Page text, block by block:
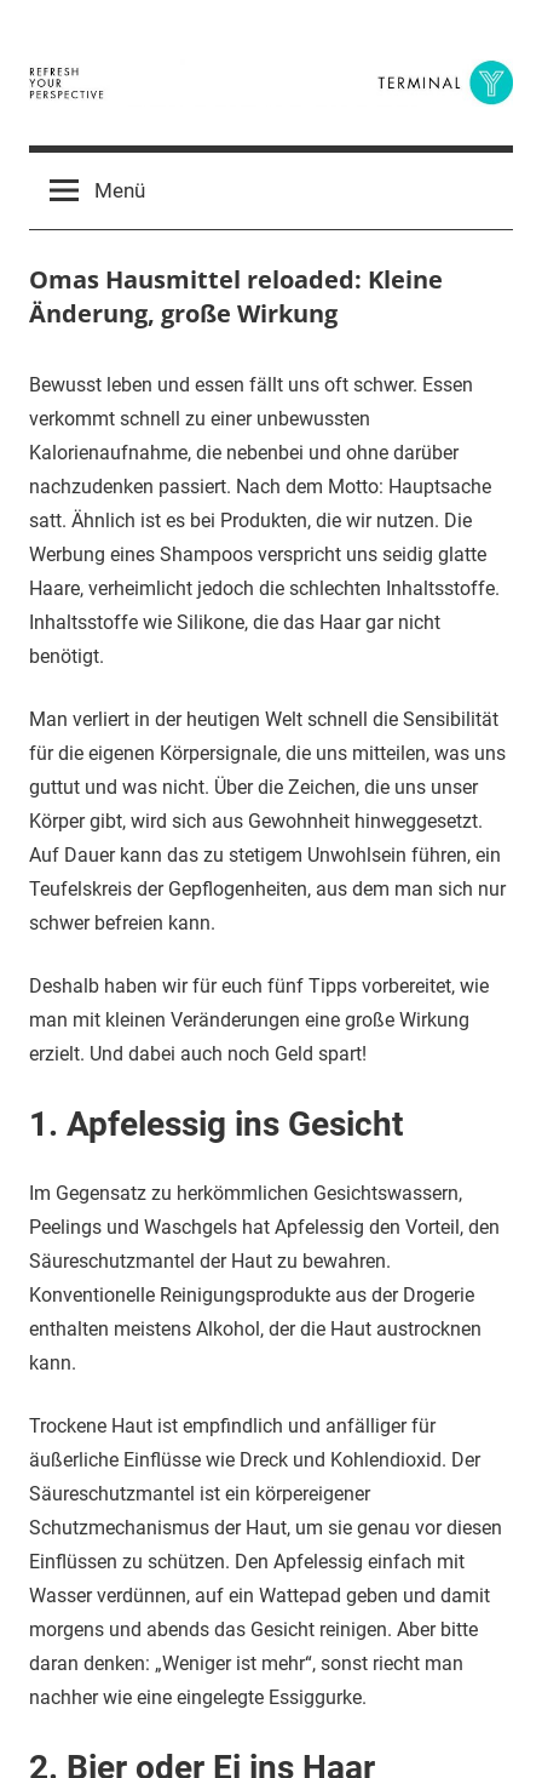
springen
Terminal
Y
Digital
BusinessMenü
Omas Hausmittel reloaded: Kleine
Änderung, große Wirkung
5.
April
2017
terminal-
y
Urbi
et
orbi
Bewusst leben und essen fällt uns oft schwer. Essen
verkommt schnell zu einer unbewussten
Kalorienaufnahme, die nebenbei und ohne darüber
nachzudenken passiert. Nach dem Motto: Hauptsache
satt. Ähnlich ist es bei Produkten, die wir nutzen. Die
Werbung eines Shampoos verspricht uns seidig glatte
Haare, verheimlicht jedoch die schlechten Inhaltsstoffe.
Inhaltsstoffe wie Silikone, die das Haar gar nicht
benötigt.
Man verliert in der heutigen Welt schnell die Sensibilität
für die eigenen Körpersignale, die uns mitteilen, was uns
guttut und was nicht. Über die Zeichen, die uns unser
Körper gibt, wird sich aus Gewohnheit hinweggesetzt.
Auf Dauer kann das zu stetigem Unwohlsein führen, ein
Teufelskreis der Gepflogenheiten, aus dem man sich nur
schwer befreien kann.
Deshalb haben wir für euch fünf Tipps vorbereitet, wie
man mit kleinen Veränderungen eine große Wirkung
erzielt. Und dabei auch noch Geld spart!
1. Apfelessig ins Gesicht
Im Gegensatz zu herkömmlichen Gesichtswassern,
Peelings und Waschgels hat Apfelessig den Vorteil, den
Säureschutzmantel der Haut zu bewahren.
Konventionelle Reinigungsprodukte aus der Drogerie
enthalten meistens Alkohol, der die Haut austrocknen
kann.
Trockene Haut ist empfindlich und anfälliger für
äußerliche Einflüsse wie Dreck und Kohlendioxid. Der
Säureschutzmantel ist ein körpereigener
Schutzmechanismus der Haut, um sie genau vor diesen
Einflüssen zu schützen. Den Apfelessig einfach mit
Wasser verdünnen, auf ein Wattepad geben und damit
morgens und abends das Gesicht reinigen. Aber bitte
daran denken: „Weniger ist mehr“, sonst riecht man
nachher wie eine eingelegte Essiggurke.
2. Bier oder Ei ins Haar